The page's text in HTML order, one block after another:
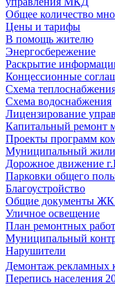
Общее количество
Цены и тарифы
В помощь жителю
Энергосбережение
Раскрытие
Концессионные
Схема
Схема водоснабжения
Лицензирование
Капитальный ремонт
Проекты программ
Муниципальный
Дорожное движение
Парковки общего
Благоустройство
Общие документы
Уличное освещение
План ремонтных
Муниципальный
Нарушители
Демонтаж рекламных
Перепись населения